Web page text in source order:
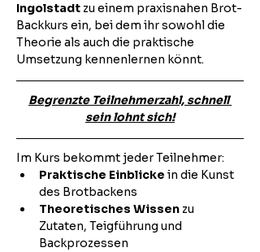
Ingolstadt zu einem praxisnahen Brot-
Backkurs ein, bei dem ihr sowohl die
Theorie als auch die praktische
Umsetzung kennenlernen könnt.
Begrenzte Teilnehmerzahl, schnell
sein lohnt sich!
Im Kurs bekommt jeder Teilnehmer:
Praktische Einblicke in die Kunst
des Brotbackens
Theoretisches Wissen zu
Zutaten, Teigführung und
Backprozessen